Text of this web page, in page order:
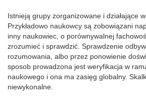
Istnieją grupy zorganizowane i działające
Przykładowo naukowcy są zobowiązani
inny naukowiec, o porównywalnej
zrozumieć i sprawdzić. Sprawdzenie
rozumowania, albo przez ponowienie
sposob prowadzona jest weryfikacja w
naukowego i ona ma zasięg globalny.
niewykonalne.